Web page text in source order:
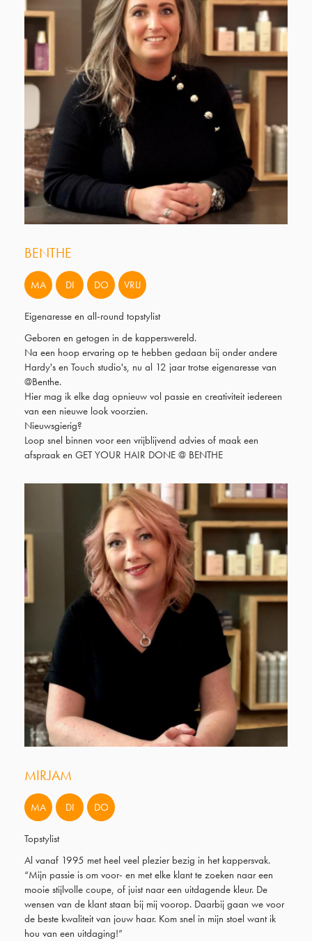
BENTHE
MA DI DO VRIJ
Eigenaresse en all-round topstylist
Geboren en getogen in de kapperswereld.
Na een hoop ervaring op te hebben gedaan bij onder andere
Hardy's en Touch studio's, nu al 12 jaar trotse eigenaresse van
@Benthe.
Hier mag ik elke dag opnieuw vol passie en creativiteit iedereen
van een nieuwe look voorzien.
Nieuwsgierig?
Loop snel binnen voor een vrijblijvend advies of maak een
afspraak en GET YOUR HAIR DONE @ BENTHE
MIRJAM
MA DI DO
Topstylist
Al vanaf 1995 met heel veel plezier bezig in het kappersvak.
“Mijn passie is om voor- en met elke klant te zoeken naar een
mooie stijlvolle coupe, of juist naar een uitdagende kleur. De
wensen van de klant staan bij mij voorop. Daarbij gaan we voor
de beste kwaliteit van jouw haar. Kom snel in mijn stoel want ik
hou van een uitdaging!”